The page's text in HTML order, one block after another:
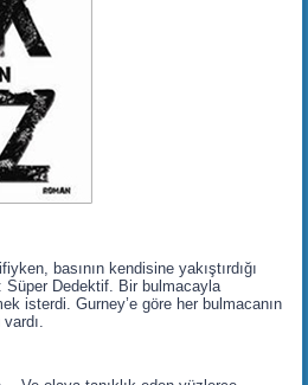
basının kendisine yakıştırdığı
Süper Dedektif. Bir bulmacayla
isterdi. Gurney’e göre her bulmacanın